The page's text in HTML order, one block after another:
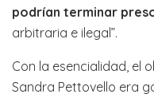
podrían terminar
arbitraria e ilegal”.
Con la esencialidad, el
Sandra Pettovello era